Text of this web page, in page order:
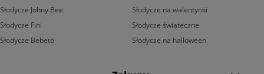
Słodycze Johny Bee
Słodycze Fini
Słodycze Bebeto
Słodycze na walentynki
Słodycze świąteczne
Słodycze na halloween